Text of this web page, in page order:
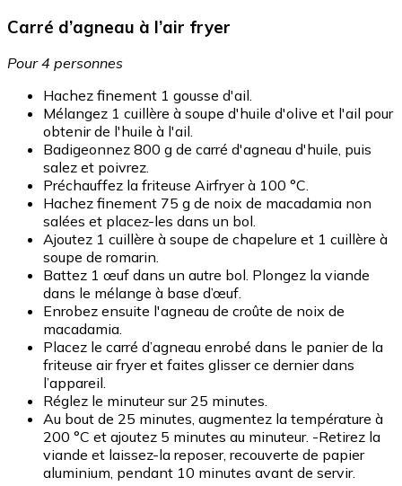
Carré d’agneau à l’air fryer
Pour 4 personnes
Hachez finement 1 gousse d'ail.
Mélangez 1 cuillère à soupe d'huile d'olive et l'ail pour
obtenir de l'huile à l'ail.
Badigeonnez 800 g de carré d'agneau d'huile, puis
salez et poivrez.
Préchauffez la friteuse Airfryer à 100 °C.
Hachez finement 75 g de noix de macadamia non
salées et placez-les dans un bol.
Ajoutez 1 cuillère à soupe de chapelure et 1 cuillère à
soupe de romarin.
Battez 1 œuf dans un autre bol. Plongez la viande
dans le mélange à base d’œuf.
Enrobez ensuite l'agneau de croûte de noix de
macadamia.
Placez le carré d’agneau enrobé dans le panier de la
friteuse air fryer et faites glisser ce dernier dans
l’appareil.
Réglez le minuteur sur 25 minutes.
Au bout de 25 minutes, augmentez la température à
200 °C et ajoutez 5 minutes au minuteur. -Retirez la
viande et laissez-la reposer, recouverte de papier
aluminium, pendant 10 minutes avant de servir.